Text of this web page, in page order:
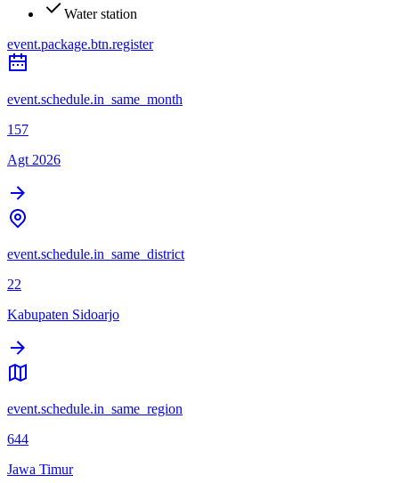
Water station
event.package.btn.register
event.schedule.in_same_month
157
Agt 2026
event.schedule.in_same_district
22
Kabupaten Sidoarjo
event.schedule.in_same_region
644
Jawa Timur